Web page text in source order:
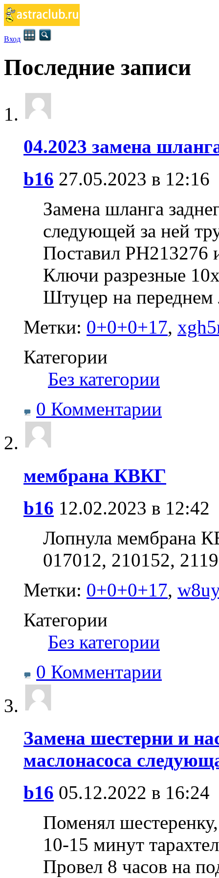
Вход
Последние записи
04.2023 замена
b16 27.05.2023 в 12:16
Замена шланга
следующей за ней
Поставил
Ключи разрезные
Штуцер на переднем
Метки: 0+0+0+17,
Категории
Без категории
0 Комментарии
мембрана КВКГ
b16 12.02.2023 в 12:42
Лопнула мембрана
017012, 210152,
Метки: 0+0+0+17,
Категории
Без категории
0 Комментарии
Замена шестерни и
маслонасоса
b16 05.12.2022 в 16:24
Поменял
10-15 минут
Провел 8 часов на